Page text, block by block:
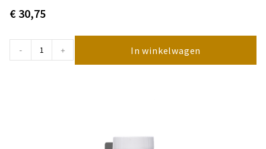
€ 30,75
- + In winkelwagen